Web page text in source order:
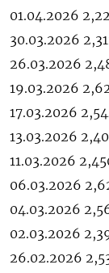
01.04.2026
30.03.2026
26.03.2026
19.03.2026
17.03.2026
13.03.2026
11.03.2026
06.03.2026
04.03.2026
02.03.2026
26.02.2026